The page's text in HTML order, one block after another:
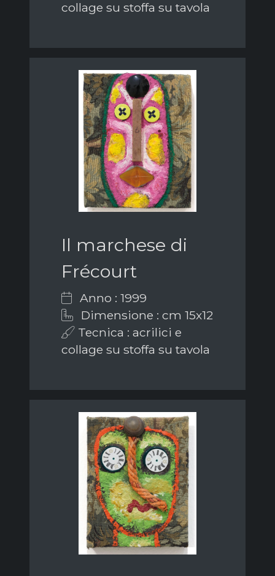
collage su stoffa su tavola
Il marchese di
Frécourt
Anno : 1999
Dimensione : cm 15x12
Tecnica : acrilici e
collage su stoffa su tavola